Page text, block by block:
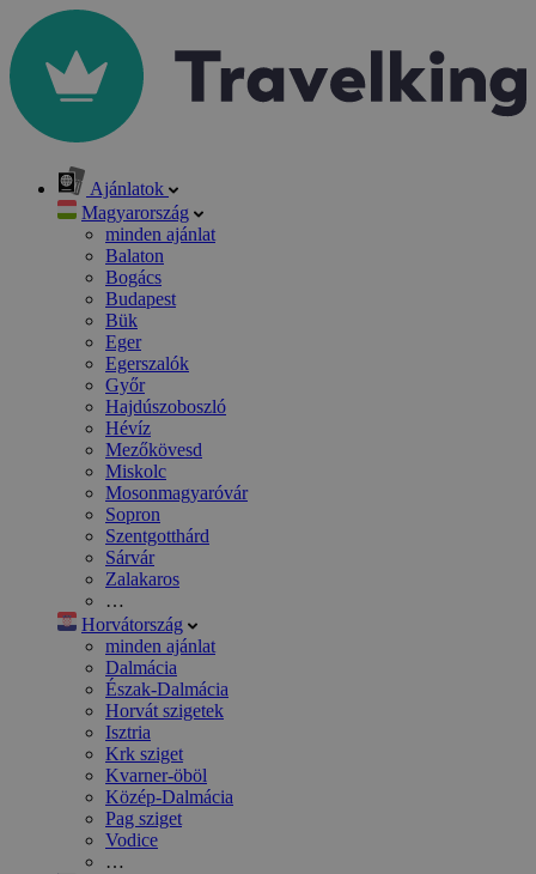
Ajánlatok
Magyarország
minden ajánlat
Balaton
Bogács
Budapest
Bük
Eger
Egerszalók
Győr
Hajdúszoboszló
Hévíz
Mezőkövesd
Miskolc
Mosonmagyaróvár
Sopron
Szentgotthárd
Sárvár
Zalakaros
…
Horvátország
minden ajánlat
Dalmácia
Észak-Dalmácia
Horvát szigetek
Isztria
Krk sziget
Kvarner-öböl
Közép-Dalmácia
Pag sziget
Vodice
…